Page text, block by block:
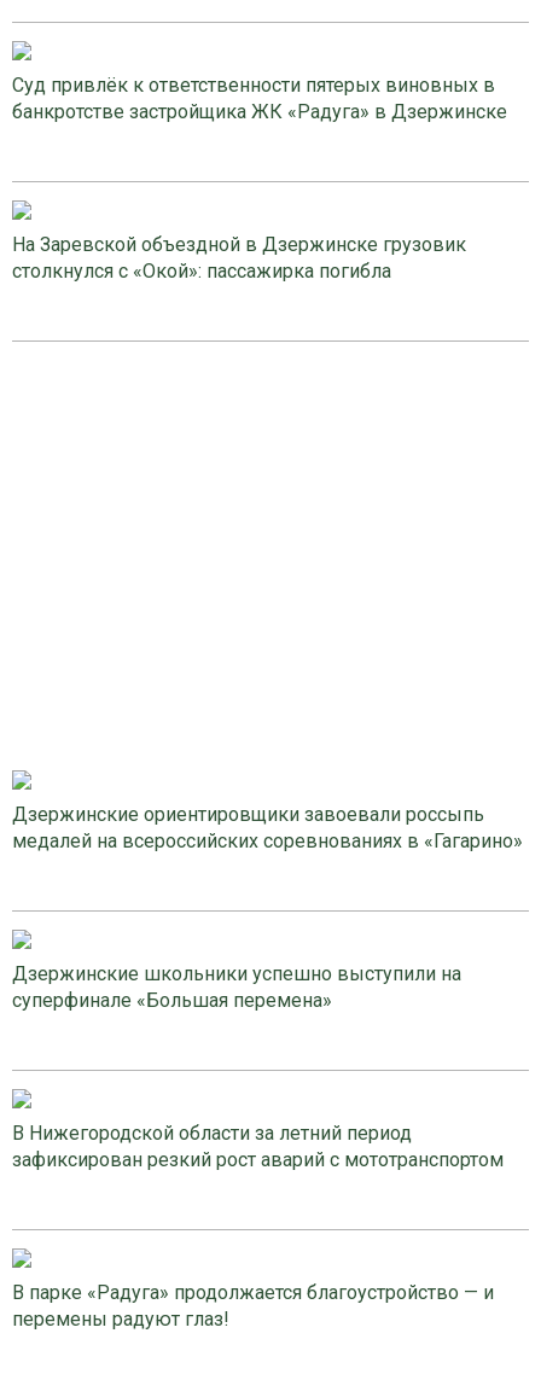
Суд привлёк к ответственности пятерых виновных в
банкротстве застройщика ЖК «Радуга» в Дзержинске
На Заревской объездной в Дзержинске грузовик
столкнулся с «Окой»: пассажирка погибла
Дзержинские ориентировщики завоевали россыпь
медалей на всероссийских соревнованиях в «Гагарино»
Дзержинские школьники успешно выступили на
суперфинале «Большая перемена»
В Нижегородской области за летний период
зафиксирован резкий рост аварий с мототранспортом
В парке «Радуга» продолжается благоустройство — и
перемены радуют глаз!